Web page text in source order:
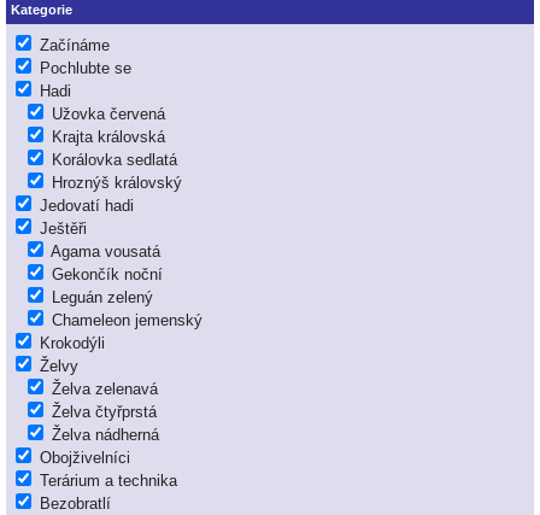
Kategorie
Začínáme
Pochlubte se
Hadi
Užovka červená
Krajta královská
Korálovka sedlatá
Hroznýš královský
Jedovatí hadi
Ještěři
Agama vousatá
Gekončík noční
Leguán zelený
Chameleon jemenský
Krokodýli
Želvy
Želva zelenavá
Želva čtyřprstá
Želva nádherná
Obojživelníci
Terárium a technika
Bezobratlí